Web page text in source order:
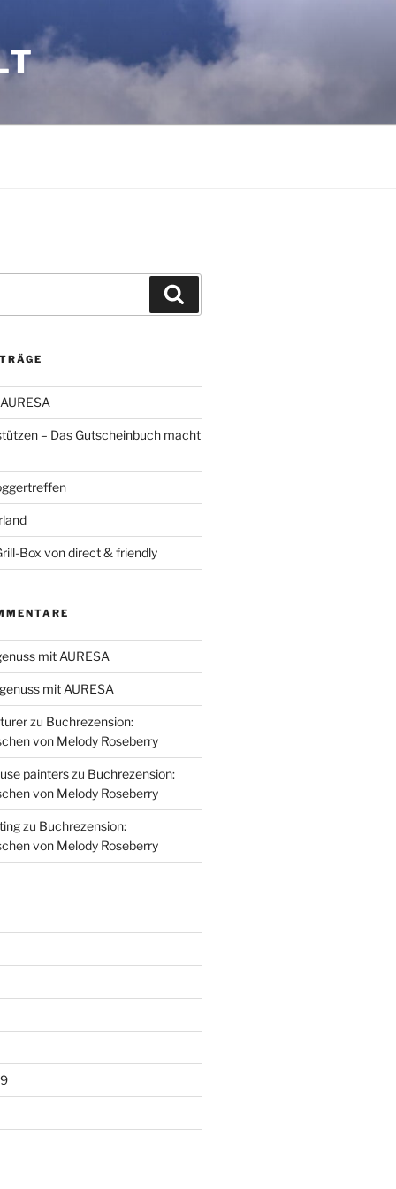
– Das Gutscheinbuch macht
Box von direct & friendly
mit AURESA
mit AURESA
zu Buchrezension:
von Melody Roseberry
painterszu Buchrezension:
von Melody Roseberry
zu Buchrezension:
von Melody Roseberry